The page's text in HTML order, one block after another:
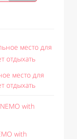
место для
отдыхать
with